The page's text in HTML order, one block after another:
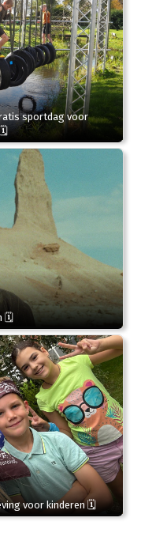
sportdag voor
🗓
🗓
voor kinderen 🗓